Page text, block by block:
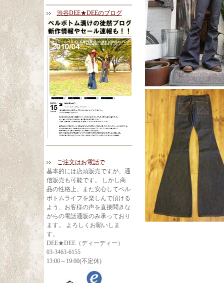
渋谷DEE★DEEのブログ
ご注文はお電話で
基本的には店頭販売ですが、通
信販売も可能です。 しかし商
品の性格上、また安心してベル
ボトムライフを楽しんで頂ける
よう、お客様の声を直接聞きな
がらの電話通販のみ承っており
ます。 よろしくお願いしま
す。
DEE★DEE（ディーディー）
03-3463-6155
13:00～19:00(不定休)